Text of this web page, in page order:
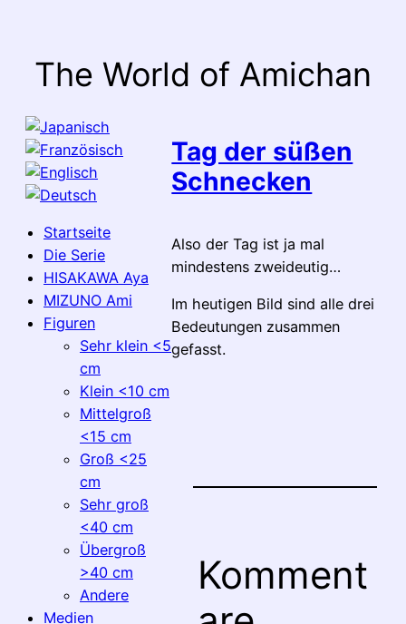
springen
The World of Amichan
Startseite
Die Serie
HISAKAWA Aya
MIZUNO Ami
Figuren
Sehr klein <5
cm
Klein <10 cm
Mittelgroß
<15 cm
Groß <25
cm
Sehr groß
<40 cm
Übergroß
>40 cm
Andere
Medien
Tag der süßen
Schnecken
Also der Tag ist ja mal
mindestens zweideutig…
Im heutigen Bild sind alle drei
Bedeutungen zusammen
gefasst.
Komment